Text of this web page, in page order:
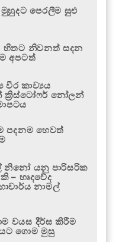
පෙරලීම සුළු
හිතට නිවනත් සදන
අපටත්
වීර කාව්‍යය
ක්‍රිස්ටෝෆර් නෝලන්
පදනම හෙවත්
නිනෝ යනු පාරිසරික
– හෘදවේද
නාමල්
වයස දීර්ඝ කිරීම
ගොම මුසු